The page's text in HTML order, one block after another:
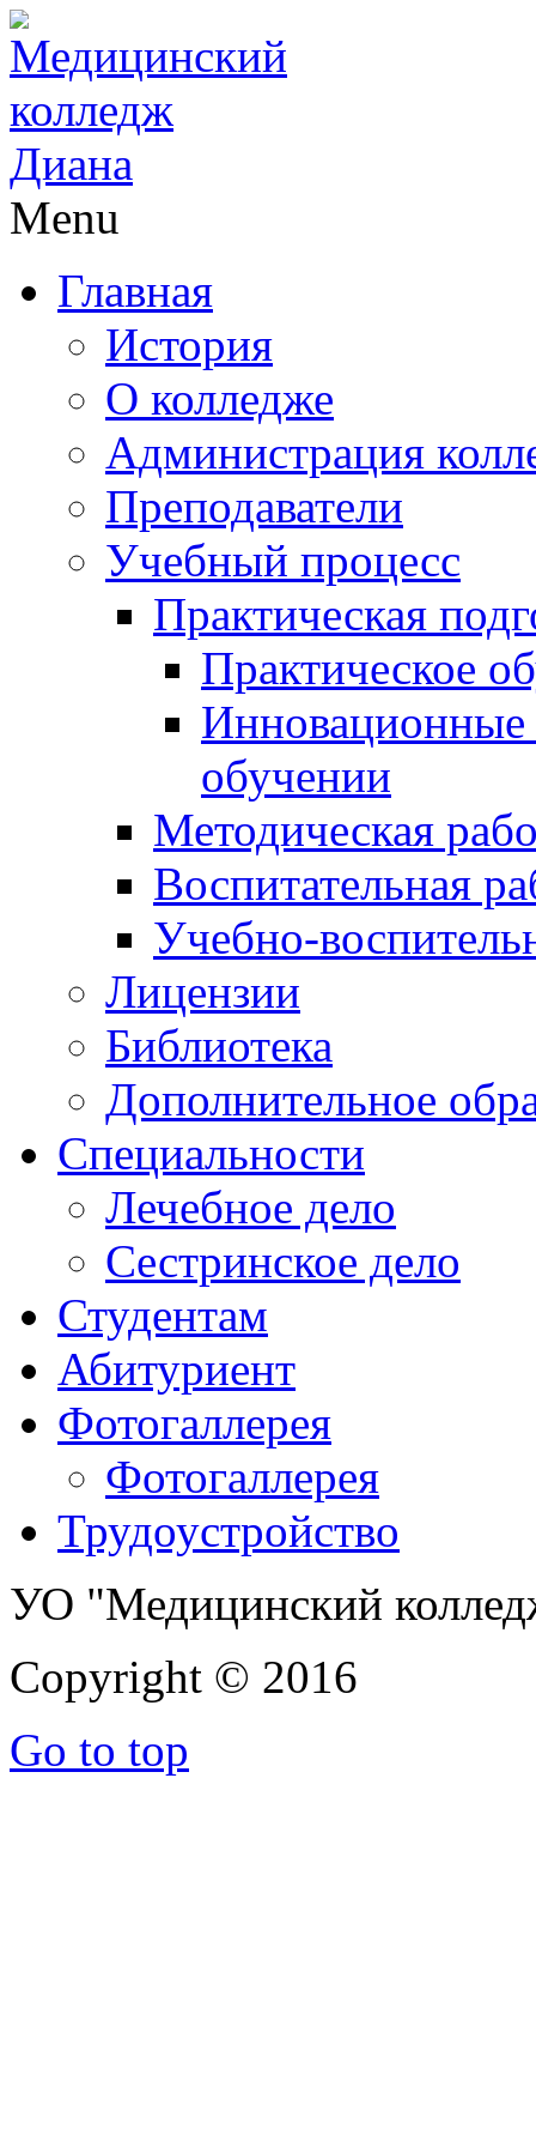
Menu
Главная
История
О колледже
Администрация
Преподаватели
Учебный процесс
Практическая
Практическое
Инновационные
обучении
Методическая
Воспитательная
Учебно-
Лицензии
Библиотека
Дополнительное
Специальности
Лечебное дело
Сестринское дело
Студентам
Абитуриент
Фотогаллерея
Фотогаллерея
Трудоустройство
УО "Медицинский
Copyright © 2016
Go to top